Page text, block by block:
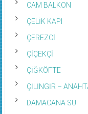
CAM BALKON
ÇELİK KAPI
ÇEREZCİ
ÇİÇEKÇİ
ÇİĞKÖFTE
ÇİLİNGİR –
DAMACANA SU